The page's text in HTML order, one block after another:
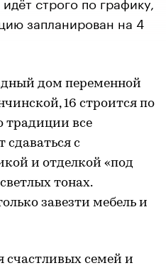
запланирован на 4
дом переменной
16 строится по
традиции все
сдаваться с
и отделкой «под
тонах.
завезти мебель и
семей и